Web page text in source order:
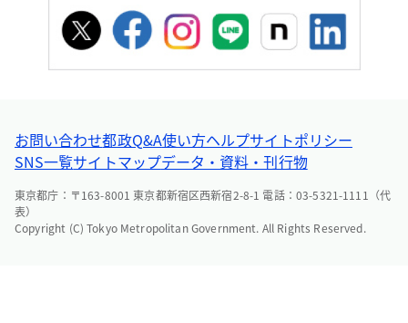
お問い合わせ都政Q&A使い方ヘルプサイトポリシー
SNS一覧サイトマップデータ・資料・刊行物
東京都庁：〒163-8001 東京都新宿区西新宿2-8-1 電話：03-5321-1111（代
表）
Copyright (C) Tokyo Metropolitan Government. All Rights Reserved.